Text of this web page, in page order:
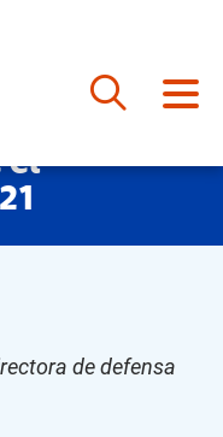
el
de defensa